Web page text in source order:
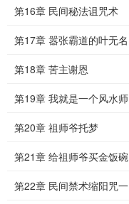
第16章 民间秘法诅咒术
第17章 嚣张霸道的叶无名
第18章 苦主谢恩
第19章 我就是一个风水师
第20章 祖师爷托梦
第21章 给祖师爷买金饭碗
第22章 民间禁术缩阳咒一